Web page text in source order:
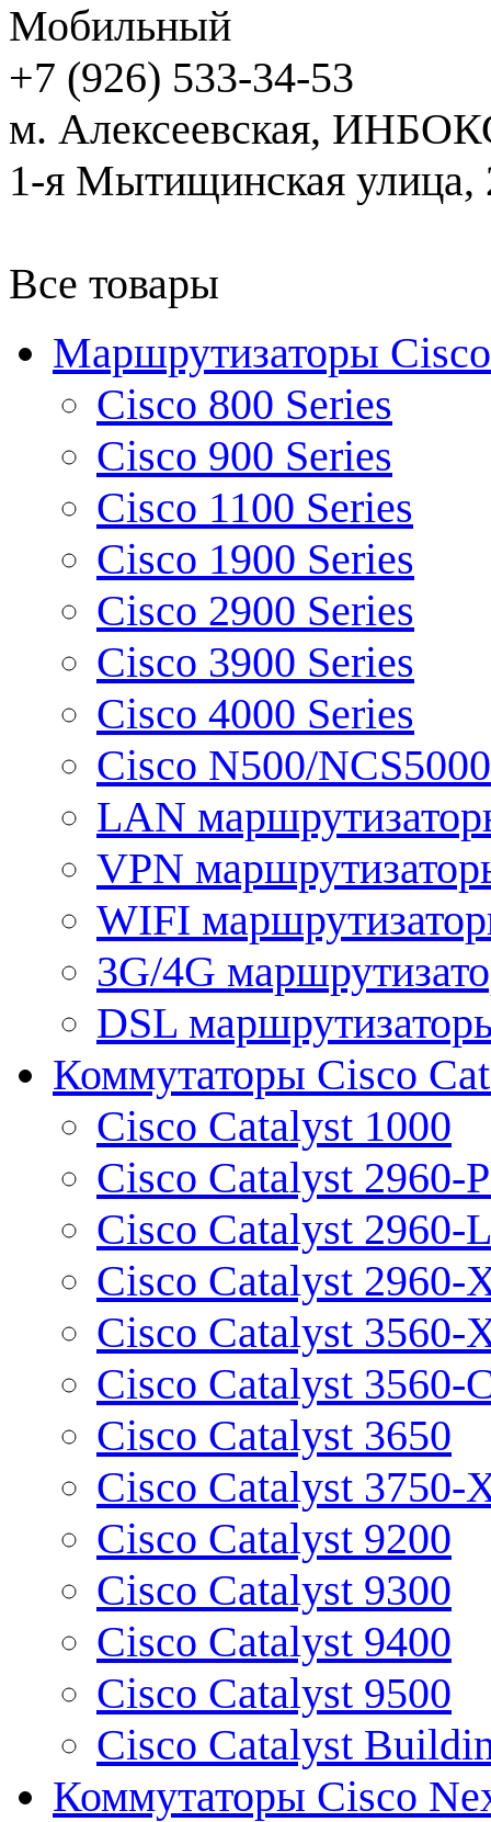
Мобильный
+7 (926) 533-34-53
м. Алексеевская,
1-я Мытищинская улица,
Все товары
Маршрутизаторы Cisco
Cisco 800 Series
Cisco 900 Series
Cisco 1100 Series
Cisco 1900 Series
Cisco 2900 Series
Cisco 3900 Series
Cisco 4000 Series
Cisco N500/
LAN
VPN
WIFI
3G/4G
DSL
Коммутаторы Cisco
Cisco Catalyst 1000
Cisco Catalyst 2960-
Cisco Catalyst 2960-L
Cisco Catalyst 2960-
Cisco Catalyst 3560-
Cisco Catalyst 3560-
Cisco Catalyst 3650
Cisco Catalyst 3750-
Cisco Catalyst 9200
Cisco Catalyst 9300
Cisco Catalyst 9400
Cisco Catalyst 9500
Cisco Catalyst
Коммутаторы Cisco